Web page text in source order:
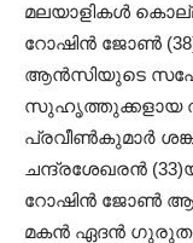
മലയാളികൾ
റോഷിൻ ജോൺ
ആൻസിയുടെ
സുഹൃത്തുക്കളായ
പ്രവീൺകുമാർ
ചന്ദ്രശേഖരൻ
റോഷിൻ ജോൺ
മകൻ ഏദൻ ഗുരുതര